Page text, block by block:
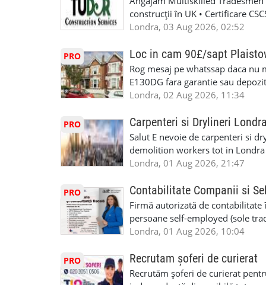
construcții în UK • Certificare
specializate (căutăm
interioare • Permis de
(reprezintă un avantaj
performanță • £200 – £250 pe
posibilități reale de avansare •
oră pauză de masă) •
Londra, 03 Aug 2026, 02:52
PRO Loc in cam 90£/sapt
Rog mesaj pe whatssap daca nu
E130DG fara garantie sau
fiecare pat beneficiaza de dulap
saptaminal fara garantie sau
de 1/sapt) -tel- 07440366084
Londra, 02 Aug 2026, 11:34
PRO Carpenteri si Drylineri Londra
Salut E nevoie de carpenteri si
demolition workers tot in
Londra, 01 Aug 2026, 21:47
PRO Contabilitate Companii si
Firmă autorizată de contabilitate
persoane self-employed (sole
închiriate (landlords) Serviciile
HMRC: PAYE / VAT / CIS ✔
Consultanță fiscală ✔ Declarații
Londra, 01 Aug 2026, 10:04
PRO Recrutam șoferi de curierat
Recrutăm șoferi de curierat